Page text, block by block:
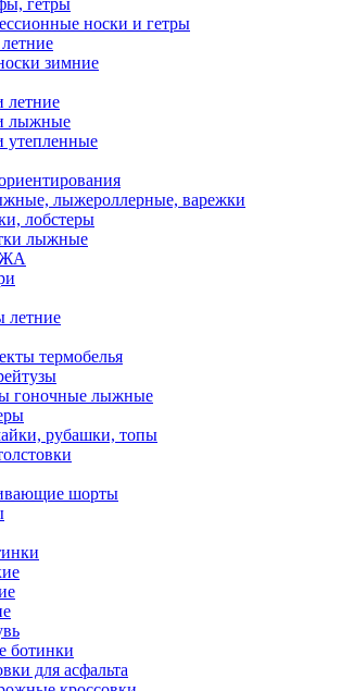
гетры
носки и гетры
зимние
летние
лыжные
утепленные
лыжероллерные, варежки
лобстеры
лыжные
летние
термобелья
гоночные лыжные
рубашки, топы
шорты
ботинки
для асфальта